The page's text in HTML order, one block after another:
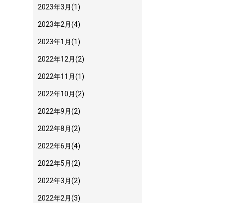
2023年3月(1)
2023年2月(4)
2023年1月(1)
2022年12月(2)
2022年11月(1)
2022年10月(2)
2022年9月(2)
2022年8月(2)
2022年6月(4)
2022年5月(2)
2022年3月(2)
2022年2月(3)